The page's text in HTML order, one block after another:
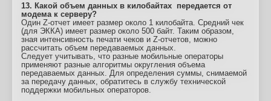
13. Какой объем данных в килобайтах передается от
модема к серверу?
Один Z-отчет имеет размер около 1 килобайта. Средний чек
(для ЭККА) имеет размер около 500 байт. Таким образом,
зная интенсивность печати чеков и Z-отчетов, можно
рассчитать объем передаваемых данных.
Следует учитывать, что разные мобильные операторы
применяют разные алгоритмы округления объема
передаваемых данных. Для определения суммы, снимаемой
за передачу данных, обратитесь в службу технической
поддержки мобильных операторов.